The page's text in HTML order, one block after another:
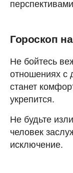
Гороскоп
Не бойтесь
отношениях с
станет
укрепится.
Не будьте
человек
исключение.